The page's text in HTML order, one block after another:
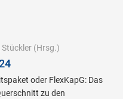
Stückler (Hrsg.)
oder FlexKapG: Das
zu den